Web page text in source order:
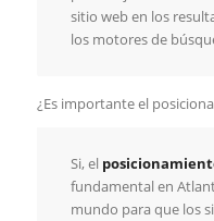
sitio web en los
los motores de
¿Es importante el
Si, el
fundamental en
mundo para que los